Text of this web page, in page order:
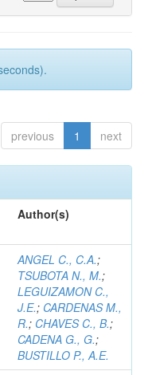
previous 1 next
Author(s)
ANGEL C., C.A.;
TSUBOTA N., M.;
LEGUIZAMON C.,
J.E.; CARDENAS M.,
R.; CHAVES C., B.;
CADENA G., G.;
BUSTILLO P., A.E.